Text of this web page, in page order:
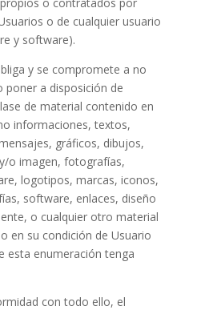
o de cualquier usuario
y software).
y se compromete a no
a disposición de
de material contenido en
informaciones, textos,
gráficos, dibujos,
o imagen, fotografías,
logotipos, marcas, iconos,
software, enlaces, diseño
o cualquier otro material
en su condición de Usuario
esta enumeración tenga
con todo ello, el